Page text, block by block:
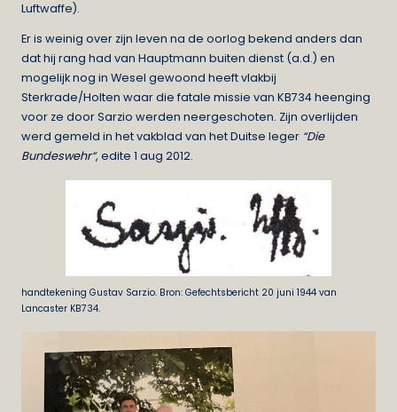
Luftwaffe).
Er is weinig over zijn leven na de oorlog bekend anders dan
dat hij rang had van Hauptmann buiten dienst (a.d.) en
mogelijk nog in Wesel gewoond heeft vlakbij
Sterkrade/Holten waar die fatale missie van KB734 heenging
voor ze door Sarzio werden neergeschoten. Zijn overlijden
werd gemeld in het vakblad van het Duitse leger “Die
Bundeswehr“, edite 1 aug 2012.
handtekening Gustav Sarzio. Bron: Gefechtsbericht 20 juni 1944 van
Lancaster KB734.